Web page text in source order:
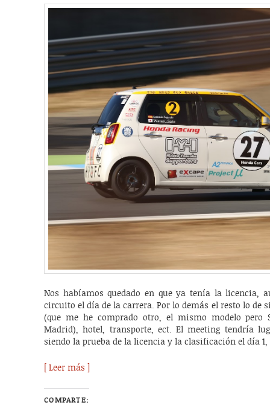
Nos habíamos quedado en que ya tenía la licencia,
circuito el día de la carrera. Por lo demás el resto lo de
(que me he comprado otro, el mismo modelo pero
Madrid), hotel, transporte, ect. El meeting tendría
siendo la prueba de la licencia y la clasificación el día
[ Leer más ]
COMPARTE: